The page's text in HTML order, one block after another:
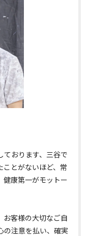
ております、三谷で
ことがないほど、常
康第一がモットー
お客様の大切なご自
の注意を払い、確実